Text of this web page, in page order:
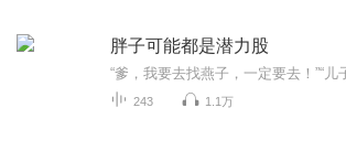
胖子可能都是潜力股
243 1.1万